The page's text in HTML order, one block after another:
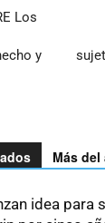
Los
y
Más
idea para